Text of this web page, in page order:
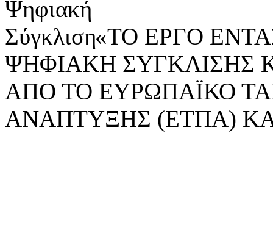
«ΤΟ ΕΡΓΟ
ΨΗΦΙΑΚΗ ΣΥΓΚΛΙΣΗΣ
ΑΠΟ ΤΟ ΕΥΡΩΠΑΪΚΟ
ΑΝΑΠΤΥΞΗΣ (ΕΤΠΑ)